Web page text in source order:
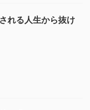
れる人生から抜け